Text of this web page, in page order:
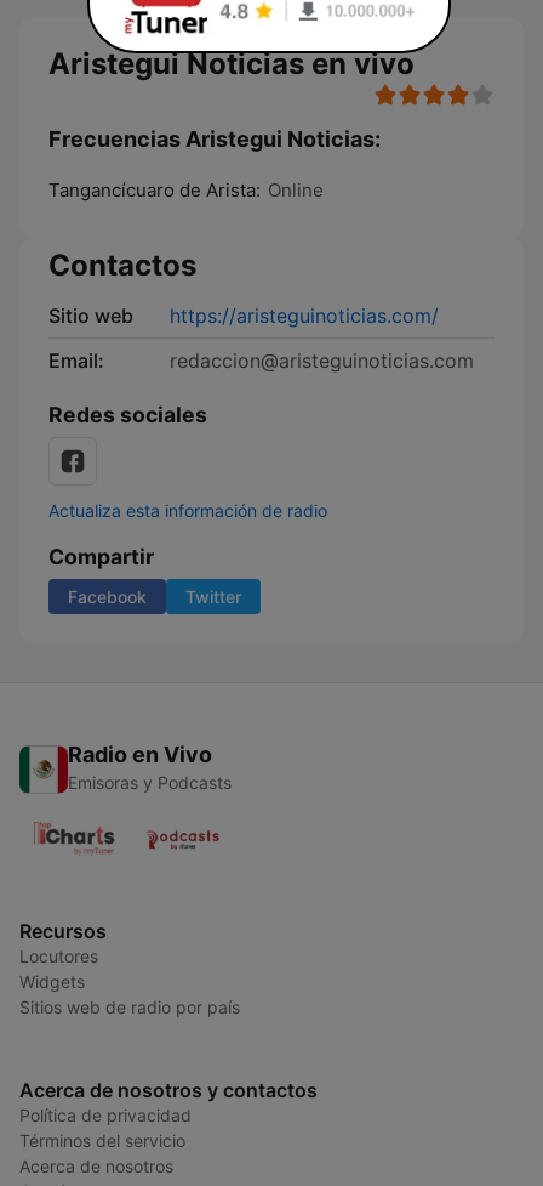
Aristegui Noticias en vivo
Frecuencias Aristegui Noticias:
Tangancícuaro de Arista: Online
Contactos
Sitio web
https://aristeguinoticias.com/
Email:
redaccion@aristeguinoticias.com
Redes sociales
Actualiza esta información de radio
Compartir
Facebook Twitter
Radio en Vivo
Emisoras y Podcasts
Recursos
Locutores
Widgets
Sitios web de radio por país
Acerca de nosotros y contactos
Política de privacidad
Términos del servicio
Acerca de nosotros